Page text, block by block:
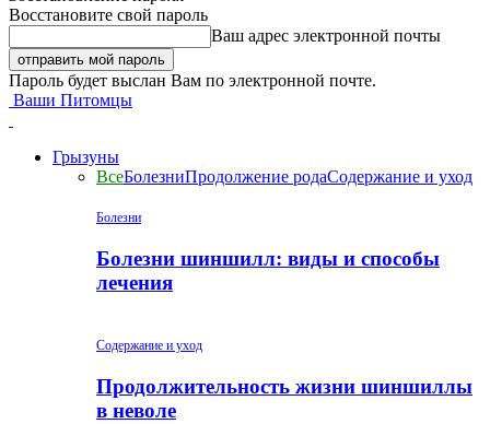
Восстановите свой пароль
Ваш адрес электронной почты
Пароль будет выслан Вам по электронной почте.
Ваши Питомцы
Грызуны
ВсеБолезниПродолжение родаСодержание и уход
Болезни
Болезни шиншилл: виды и способы
лечения
Содержание и уход
Продолжительность жизни шиншиллы
в неволе